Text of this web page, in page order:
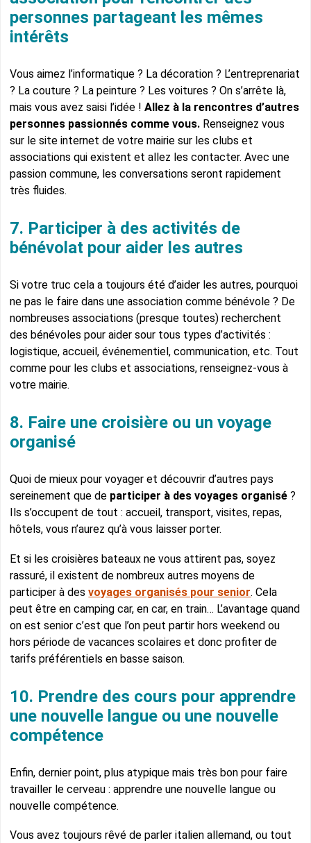
personnes partageant les mêmes
intérêts
Vous aimez l’informatique ? La décoration ? L’entreprenariat
? La couture ? La peinture ? Les voitures ? On s’arrête là,
mais vous avez saisi l’idée ! Allez à la rencontres d’autres
personnes passionnés comme vous. Renseignez vous
sur le site internet de votre mairie sur les clubs et
associations qui existent et allez les contacter. Avec une
passion commune, les conversations seront rapidement
très fluides.
7. Participer à des activités de
bénévolat pour aider les autres
Si votre truc cela a toujours été d’aider les autres, pourquoi
ne pas le faire dans une association comme bénévole ? De
nombreuses associations (presque toutes) recherchent
des bénévoles pour aider sour tous types d’activités :
logistique, accueil, événementiel, communication, etc. Tout
comme pour les clubs et associations, renseignez-vous à
votre mairie.
8. Faire une croisière ou un voyage
organisé
Quoi de mieux pour voyager et découvrir d’autres pays
sereinement que de participer à des voyages organisé ?
Ils s’occupent de tout : accueil, transport, visites, repas,
hôtels, vous n’aurez qu’à vous laisser porter.
Et si les croisières bateaux ne vous attirent pas, soyez
rassuré, il existent de nombreux autres moyens de
participer à desvoyages organisés pour senior. Cela
peut être en camping car, en car, en train… L’avantage quand
on est senior c’est que l’on peut partir hors weekend ou
hors période de vacances scolaires et donc profiter de
tarifs préférentiels en basse saison.
10. Prendre des cours pour apprendre
une nouvelle langue ou une nouvelle
compétence
Enfin, dernier point, plus atypique mais très bon pour faire
travailler le cerveau : apprendre une nouvelle langue ou
nouvelle compétence.
Vous avez toujours rêvé de parler italien allemand, ou tout